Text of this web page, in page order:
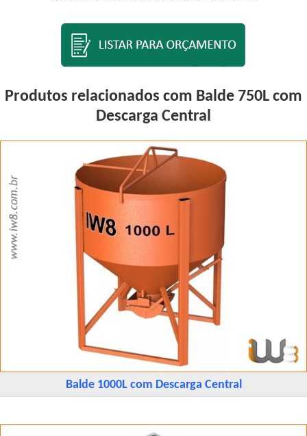
Produtos relacionados com Balde 750L com
Descarga Central
Balde 1000L com Descarga Central